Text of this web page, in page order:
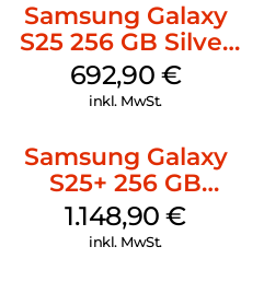
Samsung Galaxy
S25 256 GB Silver
Shadow
692,90 €
inkl. MwSt.
Samsung Galaxy
S25+ 256 GB
Icyblue
1.148,90€
inkl. MwSt.